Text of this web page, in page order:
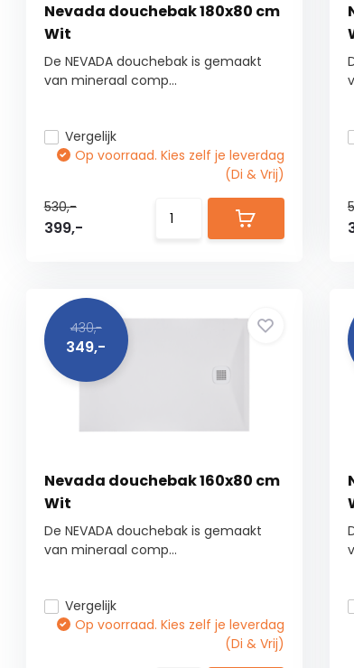
Nevada douchebak 180x80 cm
Wit
De NEVADA douchebak is gemaakt
van mineraal comp...
Vergelijk
Op voorraad. Kies zelf je leverdag
(Di & Vrij)
530,-
399,-
430,-
349,-
Nevada douchebak 160x80 cm
Wit
De NEVADA douchebak is gemaakt
van mineraal comp...
Vergelijk
Op voorraad. Kies zelf je leverdag
(Di & Vrij)